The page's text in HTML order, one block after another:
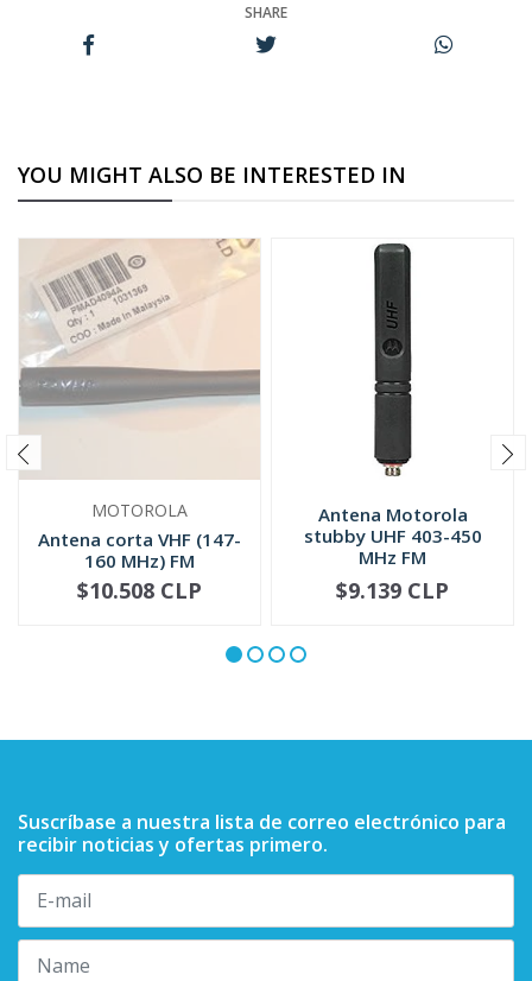
SHARE
YOU MIGHT ALSO BE INTERESTED IN
MOTOROLA
Antena corta VHF (147-
160 MHz) FM
PMAD4094
NOT AVAILABLE
$10.508 CLP
Antena Motorola
stubby UHF 403-450
MHz FM
+
$9.139 CLP
Suscríbase a nuestra lista de correo electrónico para
recibir noticias y ofertas primero.